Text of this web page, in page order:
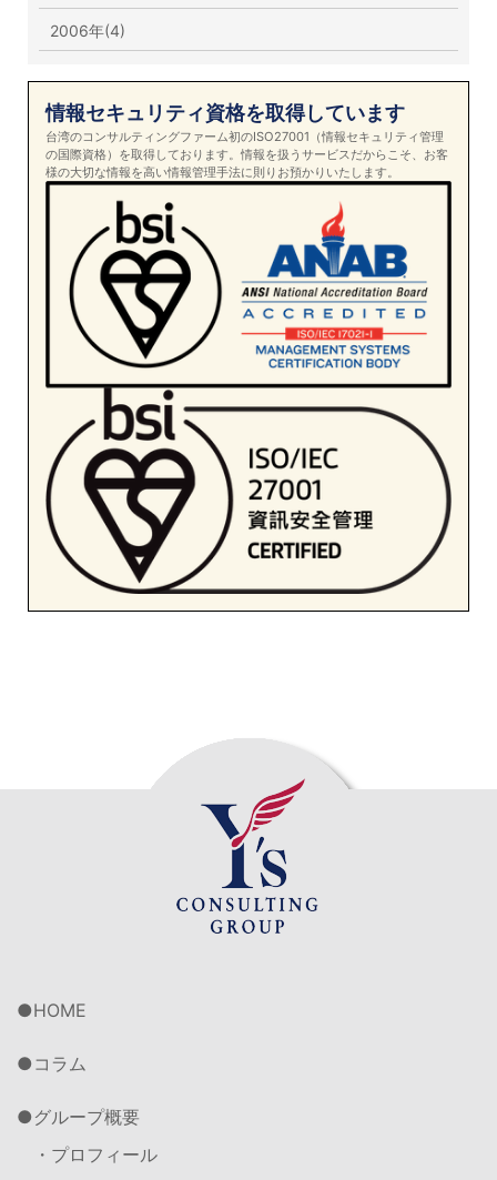
2006年(4)
情報セキュリティ資格を取得しています
台湾のコンサルティングファーム初のISO27001（情報セキュリティ管理
の国際資格）を取得しております。情報を扱うサービスだからこそ、お客
様の大切な情報を高い情報管理手法に則りお預かりいたします。
HOME
コラム
グループ概要
・プロフィール